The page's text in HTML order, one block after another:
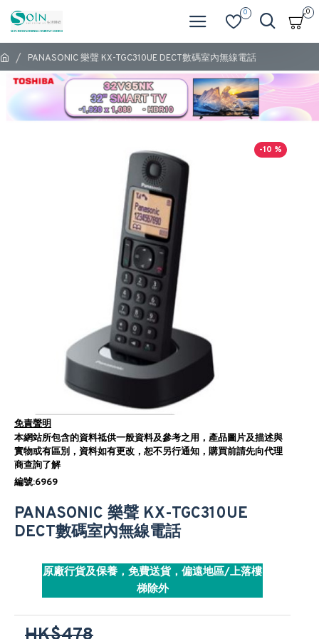
0 0
PANASONIC 樂聲 KX-TGC310UE DECT數碼室內無線電話
-10 %
免責聲明
本網站所包含的資料祗供一般資料及參考之用，產品圖片及描述與
實物或有區別，資料如有更改，恕不另行通知，購買前請先向代理
商查詢了解
編號:6969
PANASONIC 樂聲 KX-TGC310UE
DECT數碼室內無線電話
原廠行貨及保養，免費送貨，偏遠地區/上落樓
梯除外